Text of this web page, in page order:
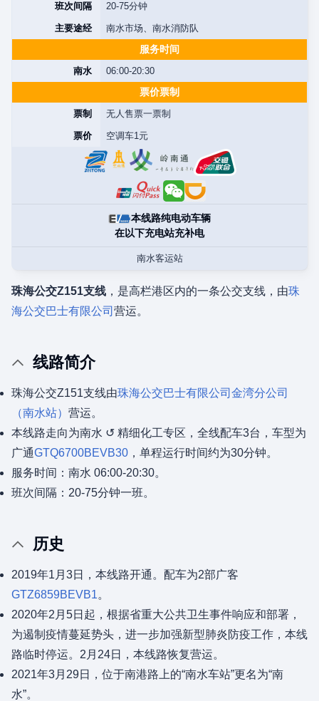
班次间隔 20-75分钟
主要途经 南水市场、南水消防队
服务时间
南水 06:00-20:30
票价票制
票制 无人售票一票制
票价 空调车1元
本线路纯电动车辆
在以下充电站充补电
南水客运站
珠海公交Z151支线 ，是高栏港区内的一条公交支线，由珠
海公交巴士有限公司 营运。
线路简介
珠海公交Z151支线由珠海公交巴士有限公司 金湾分公司
（南水站） 营运。
本线路走向为南水 ↺ 精细化工专区，全线配车3台，车型为
广通GTQ6700BEVB30 ，单程运行时间约为30分钟。
服务时间：南水 06:00-20:30。
班次间隔：20-75分钟一班。
历史
2019年1月3日，本线路开通。配车为2部广客
GTZ6859BEVB1。
2020年2月5日起，根据省重大公共卫生事件响应和部署，
为遏制疫情蔓延势头，进一步加强新型肺炎防疫工作，本线
路临时停运。2月24日，本线路恢复营运。
2021年3月29日，位于南港路上的“南水车站”更名为“南
水”。